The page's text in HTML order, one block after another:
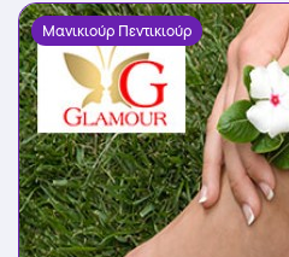
Μανικιούρ Πεντικιούρ